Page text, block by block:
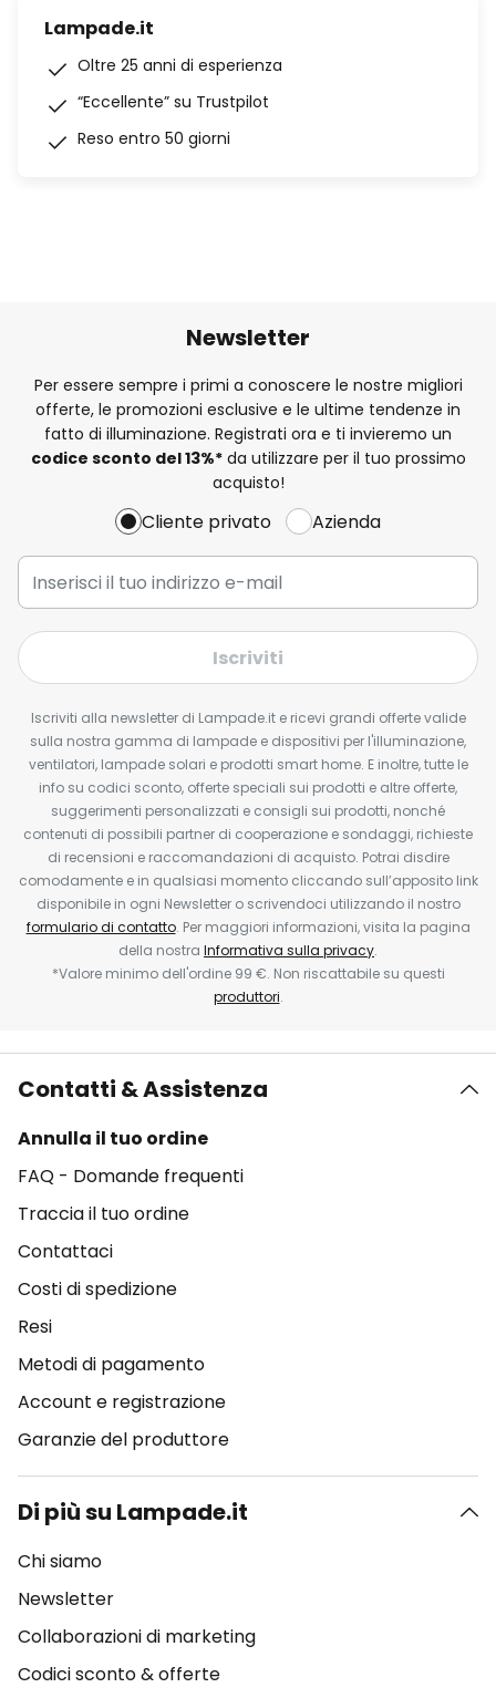
Lampade.it
Oltre 25 anni di esperienza
“Eccellente” su Trustpilot
Reso entro 50 giorni
Newsletter
Per essere sempre i primi a conoscere le nostre migliori
offerte, le promozioni esclusive e le ultime tendenze in
fatto di illuminazione. Registrati ora e ti invieremo un
codice sconto del13%*da utilizzare per il tuo prossimo
acquisto!
Cliente privato Azienda
Iscriviti
Iscriviti alla newsletter di Lampade.it e ricevi grandi offerte valide
sulla nostra gamma di lampade e dispositivi per l'illuminazione,
ventilatori, lampade solari e prodotti smart home. E inoltre, tutte le
info su codici sconto, offerte speciali sui prodotti e altre offerte,
suggerimenti personalizzati e consigli sui prodotti, nonché
contenuti di possibili partner di cooperazione e sondaggi, richieste
di recensioni e raccomandazioni di acquisto. Potrai disdire
comodamente e in qualsiasi momento cliccando sull’apposito link
disponibile in ogni Newsletter o scrivendoci utilizzando il nostro
formulario di contatto. Per maggiori informazioni, visita la pagina
della nostra Informativa sulla privacy.
*Valore minimo dell'ordine 99 €. Non riscattabile su questi
produttori.
Contatti & Assistenza
Annulla il tuo ordine
FAQ - Domande frequenti
Traccia il tuo ordine
Contattaci
Costi di spedizione
Resi
Metodi di pagamento
Account e registrazione
Garanzie del produttore
Di più su Lampade.it
Chi siamo
Newsletter
Collaborazioni di marketing
Codici sconto & offerte